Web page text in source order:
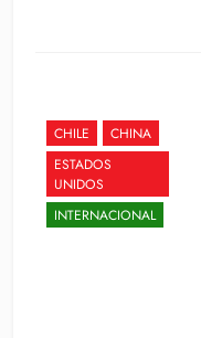
CHILE
CHINA
ESTADOS
UNIDOS
INTERNACIONAL